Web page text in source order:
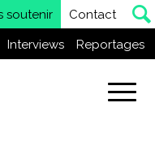
soutenir Contact
Interviews Reportages